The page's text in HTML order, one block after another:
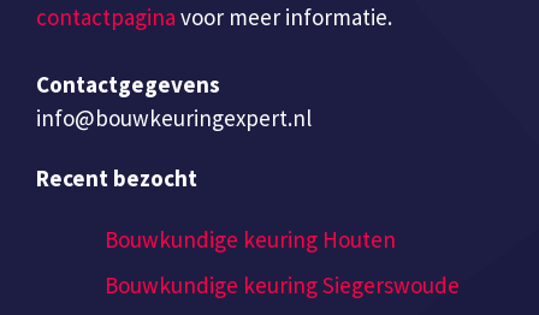
contactpagina voor meer informatie.
Contactgegevens
info@bouwkeuringexpert.nl
Recent bezocht
Bouwkundige keuring Houten
Bouwkundige keuring Siegerswoude